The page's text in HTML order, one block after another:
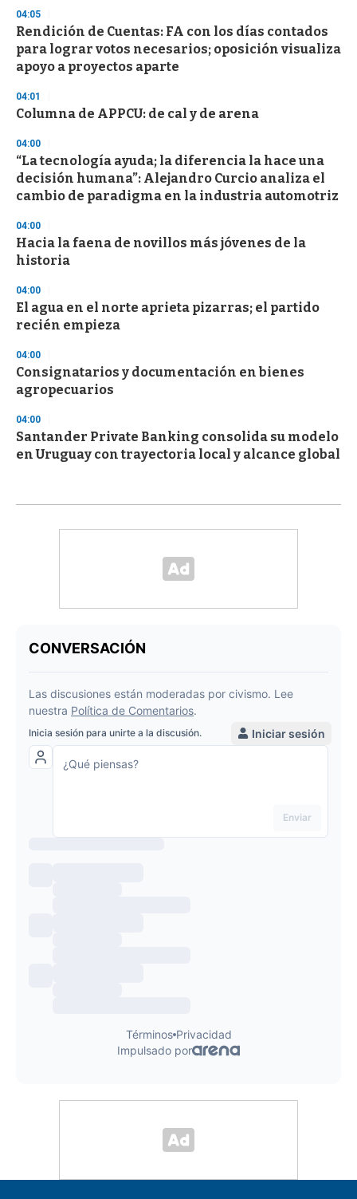
3
s
c
o
d
s
04:05
Rendición de Cuentas: FA con los días contados
para lograr votos necesarios; oposición visualiza
apoyo a proyectos aparte
04:01
Columna de APPCU: de cal y de arena
04:00
“La tecnología ayuda; la diferencia la hace una
decisión humana”: Alejandro Curcio analiza el
cambio de paradigma en la industria automotriz
04:00
Hacia la faena de novillos más jóvenes de la
historia
04:00
El agua en el norte aprieta pizarras; el partido
recién empieza
04:00
Consignatarios y documentación en bienes
agropecuarios
04:00
Santander Private Banking consolida su modelo
en Uruguay con trayectoria local y alcance global